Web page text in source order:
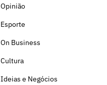
Opinião
Esporte
On Business
Cultura
Ideias e Negócios